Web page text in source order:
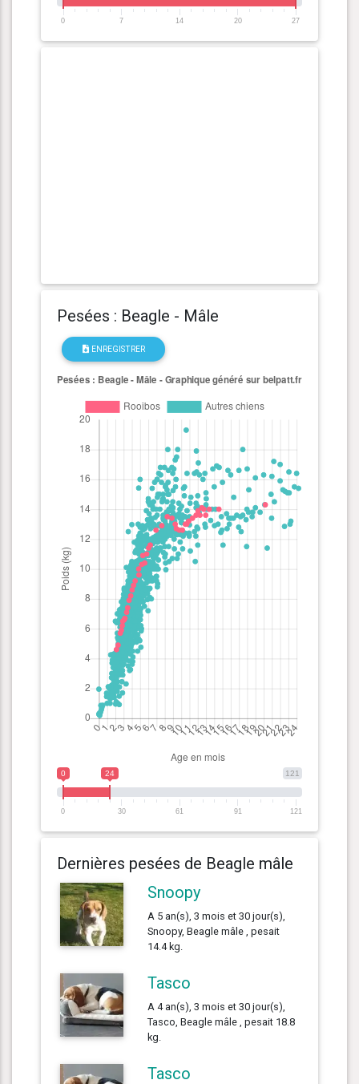
0 7 14 20 27
Pesées : Beagle - Mâle
ENREGISTRER
121
0 24
0 30 61 91 121
Dernières pesées de Beagle mâle
Snoopy
A 5 an(s), 3 mois et 30 jour(s),
Snoopy, Beagle mâle , pesait
14.4 kg.
Tasco
A 4 an(s), 3 mois et 30 jour(s),
Tasco, Beagle mâle , pesait 18.8
kg.
Tasco